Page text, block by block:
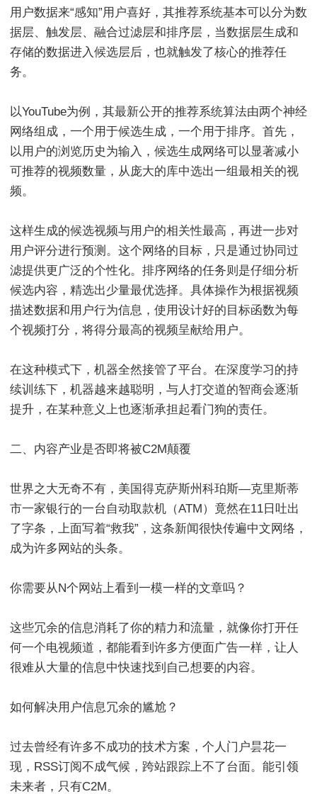
用户数据来“感知”用户喜好，其推荐系统基本可以分为数
据层、触发层、融合过滤层和排序层，当数据层生成和
存储的数据进入候选层后，也就触发了核心的推荐任
务。
以YouTube为例，其最新公开的推荐系统算法由两个神经
网络组成，一个用于候选生成，一个用于排序。首先，
以用户的浏览历史为输入，候选生成网络可以显著减小
可推荐的视频数量，从庞大的库中选出一组最相关的视
频。
这样生成的候选视频与用户的相关性最高，再进一步对
用户评分进行预测。这个网络的目标，只是通过协同过
滤提供更广泛的个性化。排序网络的任务则是仔细分析
候选内容，精选出少量最优选择。具体操作为根据视频
描述数据和用户行为信息，使用设计好的目标函数为每
个视频打分，将得分最高的视频呈献给用户。
在这种模式下，机器全然接管了平台。在深度学习的持
续训练下，机器越来越聪明，与人打交道的智商会逐渐
提升，在某种意义上也逐渐承担起看门狗的责任。
二、内容产业是否即将被C2M颠覆
世界之大无奇不有，美国得克萨斯州科珀斯—克里斯蒂
市一家银行的一台自动取款机（ATM）竟然在11日吐出
了字条，上面写着“救我”，这条新闻很快传遍中文网络，
成为许多网站的头条。
你需要从N个网站上看到一模一样的文章吗？
这些冗余的信息消耗了你的精力和流量，就像你打开任
何一个电视频道，都能看到许多方便面广告一样，让人
很难从大量的信息中快速找到自己想要的内容。
如何解决用户信息冗余的尴尬？
过去曾经有许多不成功的技术方案，个人门户昙花一
现，RSS订阅不成气候，跨站跟踪上不了台面。能引领
未来者，只有C2M。